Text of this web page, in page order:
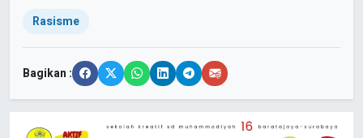
Rasisme
Bagikan :